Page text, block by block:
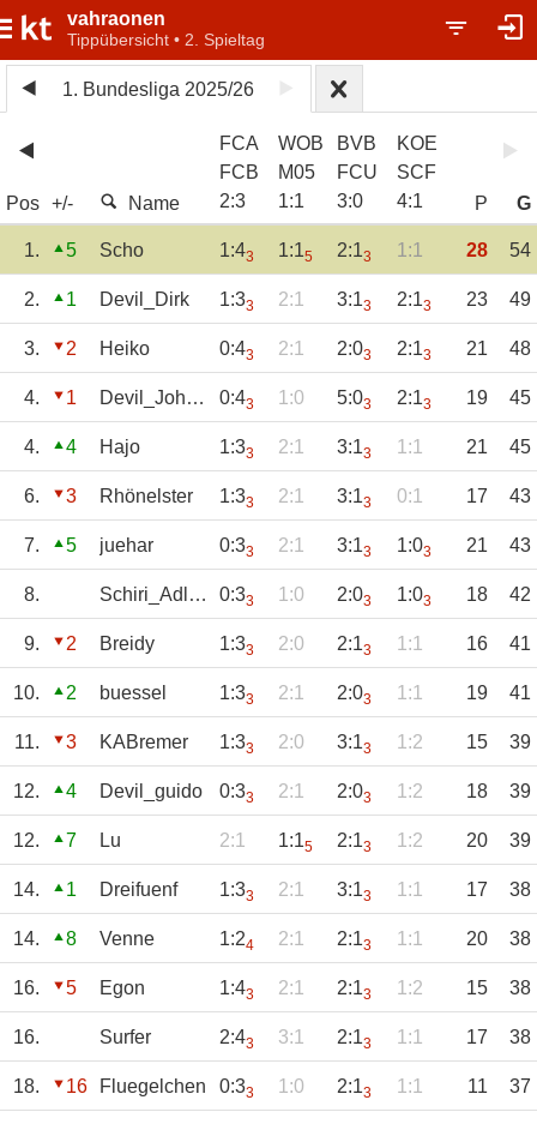
vahraonen
Tippübersicht • 2. Spieltag
1. Bundesliga 2025/26
Pos +/- Name
FCA
FCB
2:3
WOB
M05
1:1
BVB
FCU
3:0
KOE
SCF
4:1 P G
1. 5 Scho 1:43 1:15 2:13 1:1 28 54
2. 1 Devil_Dirk 1:33 2:1 3:13 2:13 23 49
3. 2 Heiko 0:43 2:1 2:03 2:13 21 48
4. 1 Devil_Johann 0:43 1:0 5:03 2:13 19 45
4. 4 Hajo 1:33 2:1 3:13 1:1 21 45
6. 3 Rhönelster 1:33 2:1 3:13 0:1 17 43
7. 5 juehar 0:33 2:1 3:13 1:03 21 43
8. Schiri_Adler_1 0:33 1:0 2:03 1:03 18 42
9. 2 Breidy 1:33 2:0 2:13 1:1 16 41
10. 2 buessel 1:33 2:1 2:03 1:1 19 41
11. 3 KABremer 1:33 2:0 3:13 1:2 15 39
12. 4 Devil_guido 0:33 2:1 2:03 1:2 18 39
12. 7 Lu 2:1 1:15 2:13 1:2 20 39
14. 1 Dreifuenf 1:33 2:1 3:13 1:1 17 38
14. 8 Venne 1:24 2:1 2:13 1:1 20 38
16. 5 Egon 1:43 2:1 2:13 1:2 15 38
16. Surfer 2:43 3:1 2:13 1:1 17 38
18. 16 Fluegelchen 0:33 1:0 2:13 1:1 11 37